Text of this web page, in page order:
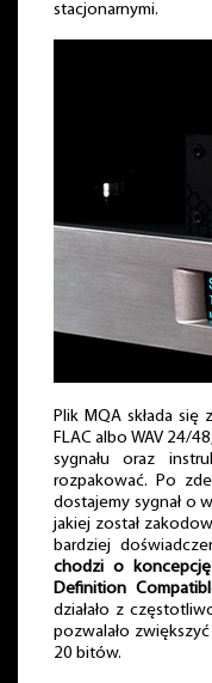
stacjonarnymi.
Plik MQA składa
FLAC albo WAV 24/
sygnału oraz
rozpakować. Po
dostajemy sygnał o
jakiej został
bardziej
chodzi o
Definition
działało z
pozwalało
20 bitów.